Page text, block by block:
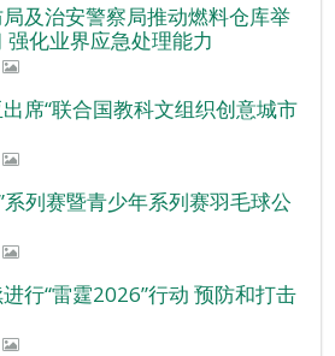
及治安警察局推动燃料仓库举
化业界应急处理能力
席“联合国教科文组织创意城市
系列赛暨青少年系列赛羽毛球公
行“雷霆2026”行动 预防和打击